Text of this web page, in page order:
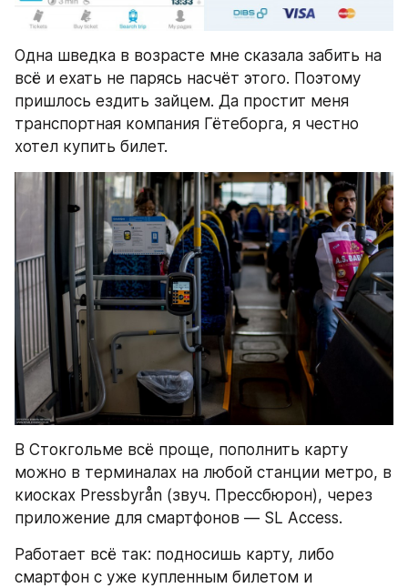
Одна шведка в возрасте мне сказала забить на
всё и ехать не парясь насчёт этого. Поэтому
пришлось ездить зайцем. Да простит меня
транспортная компания Гётеборга, я честно
хотел купить билет.
В Стокгольме всё проще, пополнить карту
можно в терминалах на любой станции метро, в
киосках Pressbyrån (звуч. Прессбюрон), через
приложение для смартфонов — SL Access.
Работает всё так: подносишь карту, либо
смартфон с уже купленным билетом и